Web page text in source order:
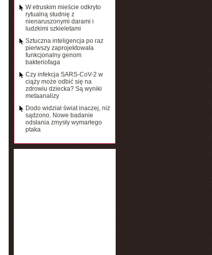
W etruskim mieście odkryto
rytualną studnię z
nienaruszonymi darami i
ludzkimi szkieletami
Sztuczna inteligencja po raz
pierwszy zaprojektowała
funkcjonalny genom
bakteriofaga
Czy infekcja SARS-CoV-2 w
ciąży może odbić się na
zdrowiu dziecka? Są wyniki
metaanalizy
Dodo widział świat inaczej, niż
sądzono. Nowe badanie
odsłania zmysły wymarłego
ptaka